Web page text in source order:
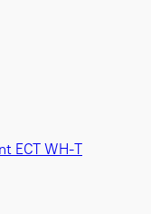
ECT WH-T